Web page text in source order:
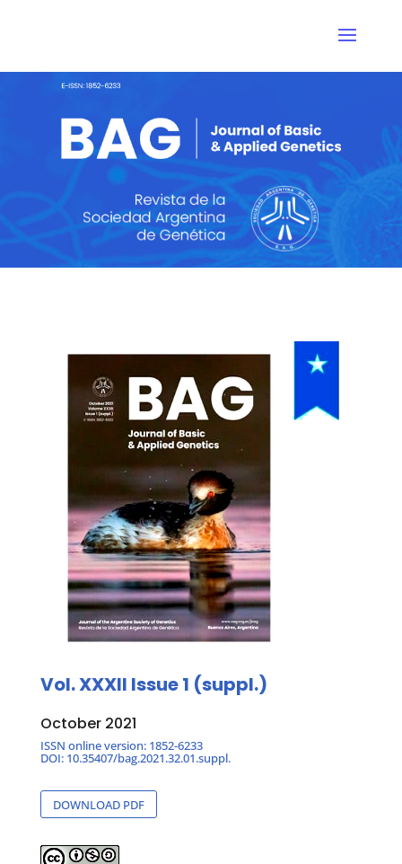
Vol. XXXII Issue 1 (suppl.)
October 2021
ISSN online version: 1852-6233
DOI: 10.35407/bag.2021.32.01.suppl.
DOWNLOAD PDF